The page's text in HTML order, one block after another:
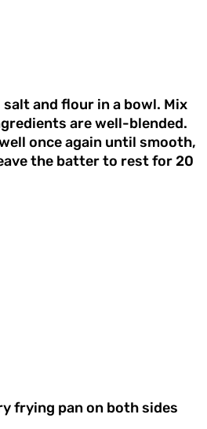
salt and flour in a bowl. Mix
are well-blended.
once again until smooth,
the batter to rest for 20
frying pan on both sides